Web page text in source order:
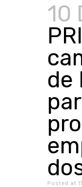
10
de
Posted at